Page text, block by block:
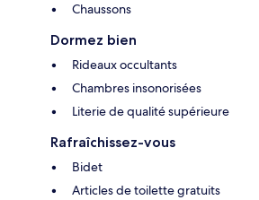
Chaussons
Dormez bien
Rideaux occultants
Chambres insonorisées
Literie de qualité supérieure
Rafraîchissez-vous
Bidet
Articles de toilette gratuits